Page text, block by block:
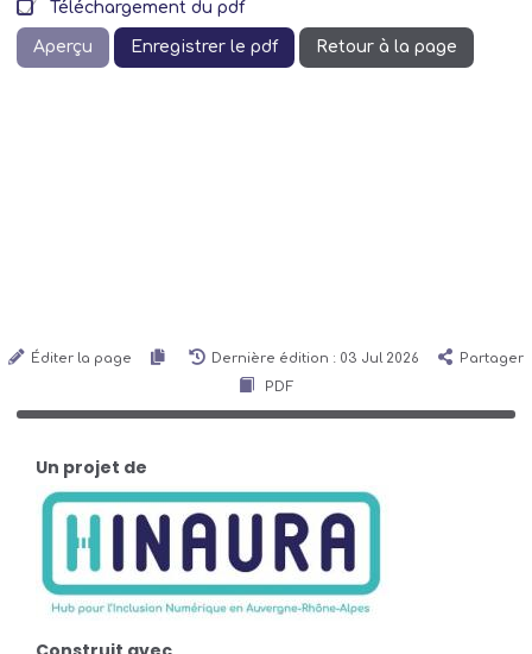
Téléchargement du pdf
Aperçu Enregistrer le pdf Retour à la page
Éditer la page Dernière édition : 03 Jul 2026
Partager
PDF
Un projet de